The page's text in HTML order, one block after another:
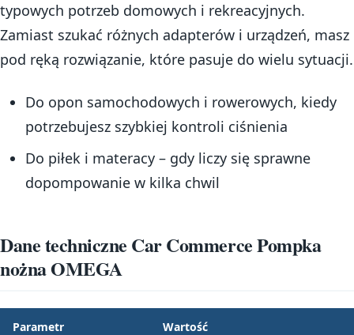
typowych potrzeb domowych i rekreacyjnych.
Zamiast szukać różnych adapterów i urządzeń, masz
pod ręką rozwiązanie, które pasuje do wielu sytuacji.
Do opon samochodowych i rowerowych, kiedy
potrzebujesz szybkiej kontroli ciśnienia
Do piłek i materacy – gdy liczy się sprawne
dopompowanie w kilka chwil
Dane techniczne Car Commerce Pompka
nożna OMEGA
Parametr Wartość